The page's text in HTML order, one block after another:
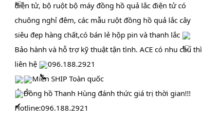
điện tử, bộ ruột bộ máy đồng hồ quả lắc điện tử có
chuông nghỉ đêm, các mẫu ruột đồng hồ quả lắc cây
siêu đẹp hàng chất,có bán lẻ hộp pin và thanh lắc
Bảo hành và hỗ trợ kỹ thuật tận tình. ACE có nhu cầu thì
liên hệ
096.188.2921
Đồng hồ Thanh Hùng đánh thức giá trị thời gian!!!
Hotline:096.188.2921